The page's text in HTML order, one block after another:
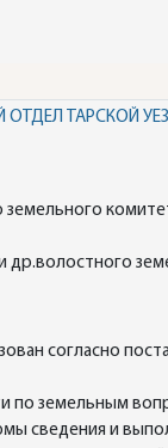
ТАРСКОЙ
земельного
др.волостного
согласно
по земельным
сведения и